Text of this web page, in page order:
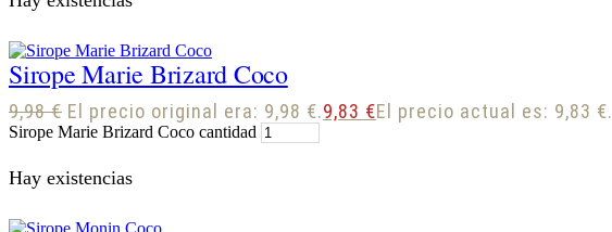
Sirope Marie Brizard Coco
9,98€ El precio original era: 9,98 €.9,83 €El precio actual es: 9,83 €.
Sirope Marie Brizard Coco cantidad
Hay existencias